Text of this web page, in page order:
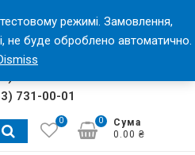
"Тріанон"
"ТРІАНОН"
318-13-28
731-00-01
0
Сума
0.00 ₴
0
режимі. Замовлення,
не буде оброблено автоматично.